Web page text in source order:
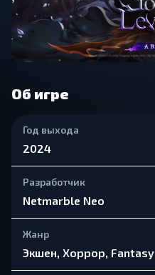
Об игре
Год выхода
2024
Разработчик
Netmarble Neo
Жанр
Экшен, Хоррор, Fantasy